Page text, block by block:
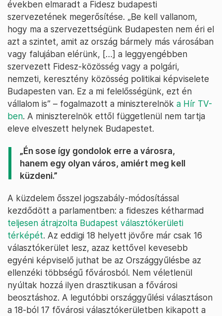
években elmaradt a Fidesz budapesti
szervezetének megerősítése. „Be kell vallanom,
hogy ma a szervezettségünk Budapesten nem éri el
azt a szintet, amit az ország bármely más városában
vagy falujában elérünk, […] a leggyengébben
szervezett Fidesz-közösség vagy a polgári,
nemzeti, keresztény közösség politikai képviselete
Budapesten van. Ez a mi felelősségünk, ezt én
vállalom is” – fogalmazott a miniszterelnök a Hír TV-
ben. A miniszterelnök ettől függetlenül nem tartja
eleve elveszett helynek Budapestet.
„Én sose így gondolok erre a városra,
hanem egy olyan város, amiért meg kell
küzdeni.”
A küzdelem ősszel jogszabály-módosítással
kezdődött a parlamentben: a fideszes kétharmad
teljesen átrajzolta Budapest választókerületi
térképét. Az eddigi 18 helyett jövőre már csak 16
választókerület lesz, azaz kettővel kevesebb
egyéni képviselő juthat be az Országgyűlésbe az
ellenzéki többségű fővárosból. Nem véletlenül
nyúltak hozzá ilyen drasztikusan a fővárosi
beosztáshoz. A legutóbbi országgyűlési választáson
a 18-ból 17 fővárosi választókerületben kikapott a